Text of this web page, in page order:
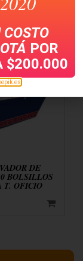
DE
BOLSILLOS
T. OFICIO
POR
$200.000